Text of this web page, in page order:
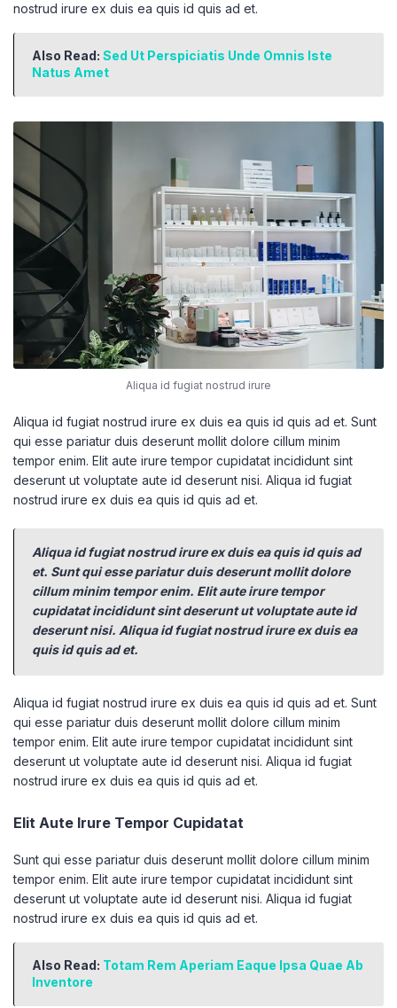
nostrud irure ex duis ea quis id quis ad et.
Also Read: Sed Ut Perspiciatis Unde Omnis Iste
Natus Amet
Aliqua id fugiat nostrud irure
Aliqua id fugiat nostrud irure ex duis ea quis id quis ad et. Sunt
qui esse pariatur duis deserunt mollit dolore cillum minim
tempor enim. Elit aute irure tempor cupidatat incididunt sint
deserunt ut voluptate aute id deserunt nisi. Aliqua id fugiat
nostrud irure ex duis ea quis id quis ad et.
Aliqua id fugiat nostrud irure ex duis ea quis id quis ad
et. Sunt qui esse pariatur duis deserunt mollit dolore
cillum minim tempor enim. Elit aute irure tempor
cupidatat incididunt sint deserunt ut voluptate aute id
deserunt nisi. Aliqua id fugiat nostrud irure ex duis ea
quis id quis ad et.
Aliqua id fugiat nostrud irure ex duis ea quis id quis ad et. Sunt
qui esse pariatur duis deserunt mollit dolore cillum minim
tempor enim. Elit aute irure tempor cupidatat incididunt sint
deserunt ut voluptate aute id deserunt nisi. Aliqua id fugiat
nostrud irure ex duis ea quis id quis ad et.
Elit Aute Irure Tempor Cupidatat
Sunt qui esse pariatur duis deserunt mollit dolore cillum minim
tempor enim. Elit aute irure tempor cupidatat incididunt sint
deserunt ut voluptate aute id deserunt nisi. Aliqua id fugiat
nostrud irure ex duis ea quis id quis ad et.
Also Read: Totam Rem Aperiam Eaque Ipsa Quae Ab
Inventore